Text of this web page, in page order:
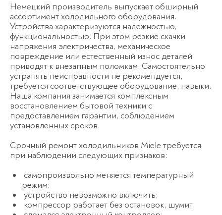
Немецкий производитель выпускает обширный
ассортимент холодильного оборудования.
Устройства характеризуются надежностью,
функциональностью. При этом резкие скачки
напряжения электричества, механическое
повреждение или естественный износ деталей
приводят к внезапным поломкам. Самостоятельно
устранять неисправности не рекомендуется,
требуется соответствующее оборудование, навыки.
Наша компания занимается комплексным
восстановлением бытовой техники с
предоставлением гарантии, соблюдением
установленных сроков.
Срочный ремонт холодильников Miele требуется
при наблюдении следующих признаков:
самопроизвольно меняется температурный
режим;
устройство невозможно включить;
компрессор работает без остановок, шумит;